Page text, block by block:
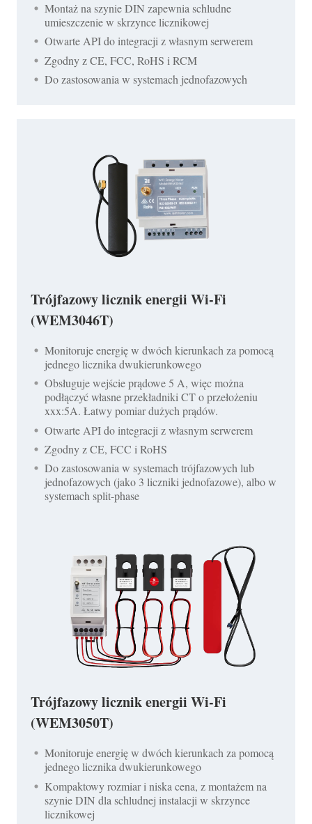
Montaż na szynie DIN zapewnia schludne
umieszczenie w skrzynce licznikowej
Otwarte API do integracji z własnym serwerem
Zgodny z CE, FCC, RoHS i RCM
Do zastosowania w systemach jednofazowych
Trójfazowy licznik energii Wi-Fi
(WEM3046T)
Monitoruje energię w dwóch kierunkach za pomocą
jednego licznika dwukierunkowego
Obsługuje wejście prądowe 5 A, więc można
podłączyć własne przekładniki CT o przełożeniu
xxx:5A. Łatwy pomiar dużych prądów.
Otwarte API do integracji z własnym serwerem
Zgodny z CE, FCC i RoHS
Do zastosowania w systemach trójfazowych lub
jednofazowych (jako 3 liczniki jednofazowe), albo w
systemach split-phase
Trójfazowy licznik energii Wi-Fi
(WEM3050T)
Monitoruje energię w dwóch kierunkach za pomocą
jednego licznika dwukierunkowego
Kompaktowy rozmiar i niska cena, z montażem na
szynie DIN dla schludnej instalacji w skrzynce
licznikowej